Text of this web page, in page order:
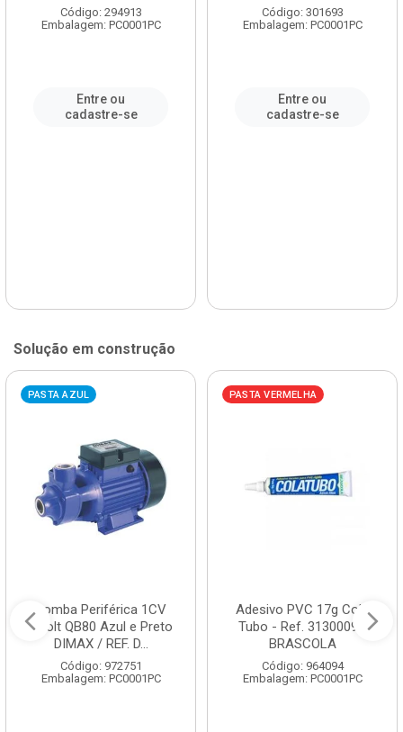
Código: 294913
Embalagem: PC0001PC
Entre ou
cadastre-se
Código: 301693
Embalagem: PC0001PC
Entre ou
cadastre-se
Solução em construção
PASTA AZUL
Bomba Periférica 1CV
Bivolt QB80 Azul e Preto
DIMAX / REF. D...
Código: 972751
Embalagem: PC0001PC
PASTA VERMELHA
Adesivo PVC 17g Cola
Tubo - Ref. 3130009 -
BRASCOLA
Código: 964094
Embalagem: PC0001PC